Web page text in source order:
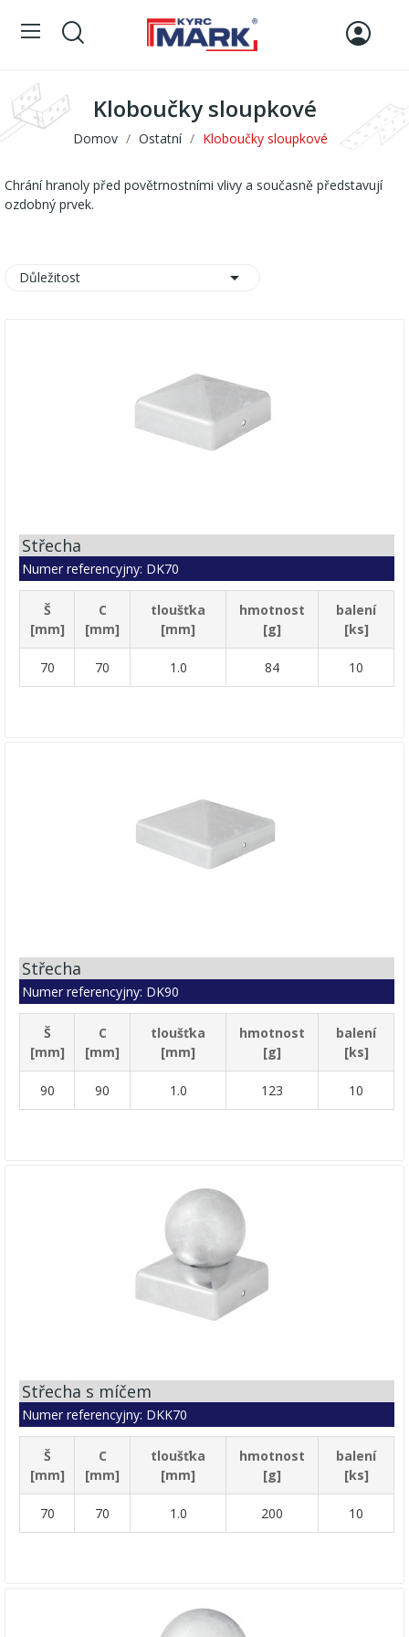
Kloboučky sloupkové
Domov Ostatní Kloboučky sloupkové
Chrání hranoly před povětrnostními vlivy a současně představují
ozdobný prvek.
Důležitost 
Střecha
Numer referencyjny: DK70
Š
[mm]
C
[mm]
tloušťka
[mm]
hmotnost
[g]
balení
[ks]
70 70 1.0 84 10
Střecha
Numer referencyjny: DK90
Š
[mm]
C
[mm]
tloušťka
[mm]
hmotnost
[g]
balení
[ks]
90 90 1.0 123 10
Střecha s míčem
Numer referencyjny: DKK70
Š
[mm]
C
[mm]
tloušťka
[mm]
hmotnost
[g]
balení
[ks]
70 70 1.0 200 10